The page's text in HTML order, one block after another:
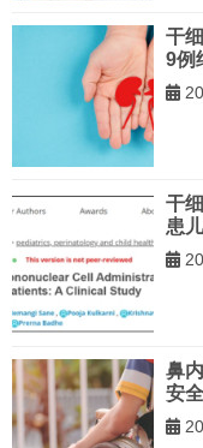
干
9例
干
患
鼻
安